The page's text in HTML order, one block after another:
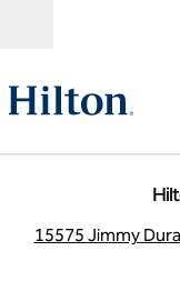
15575 Jimmy